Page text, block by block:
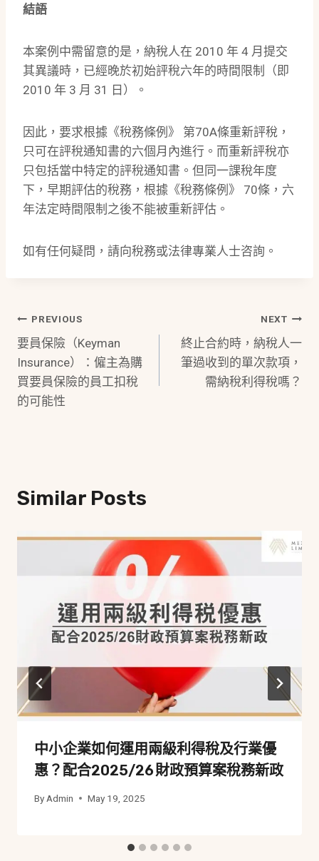
結語
本案例中需留意的是，納稅人在 2010 年 4 月提交
其異議時，已經晚於初始評稅六年的時間限制（即
2010 年 3 月 31 日）。
因此，要求根據《稅務條例》 第70A條重新評稅，
只可在評稅通知書的六個月內進行。而重新評稅亦
只包括當中特定的評稅通知書。但同一課稅年度
下，早期評估的稅務，根據《稅務條例》 70條，六
年法定時間限制之後不能被重新評估。
如有任何疑問，請向稅務或法律專業人士咨詢。
Post
Navigation
PREVIOUS
要員保險（Keyman
Insurance）：僱主為購
買要員保險的員工扣稅
的可能性
NEXT
終止合約時，納稅人一
筆過收到的單次款項，
需納稅利得稅嗎？
Similar Posts
中小企業如何運用兩級利得稅及行業優
惠？配合2025/26 財政預算案稅務新政
By Admin May 19, 2025